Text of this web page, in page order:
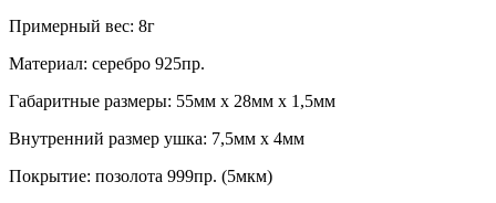
Примерный вес: 8г
Материал: серебро 925пр.
Габаритные размеры: 55мм х 28мм х 1,5мм
Внутренний размер ушка: 7,5мм х 4мм
Покрытие: позолота 999пр. (5мкм)